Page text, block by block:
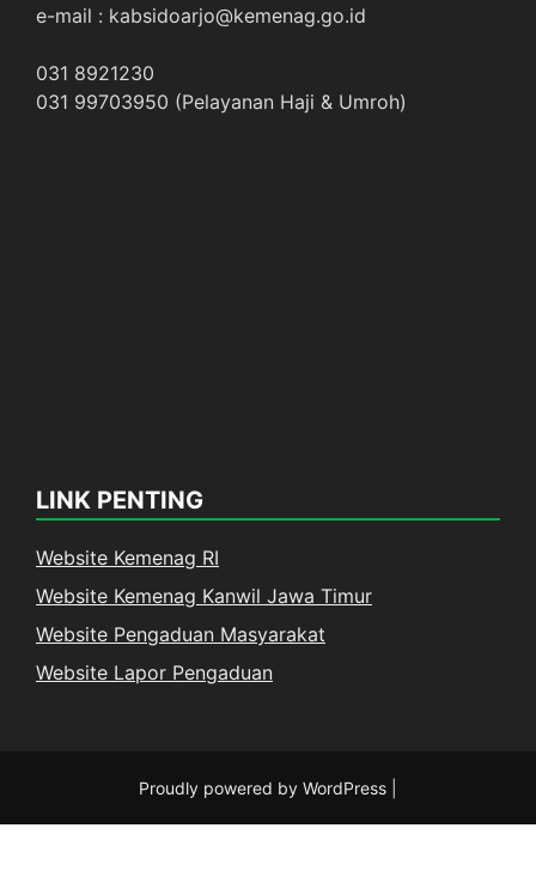
e-mail : kabsidoarjo@kemenag.go.id
031 8921230
031 99703950 (Pelayanan Haji & Umroh)
LINK PENTING
Website Kemenag RI
Website Kemenag Kanwil Jawa Timur
Website Pengaduan Masyarakat
Website Lapor Pengaduan
Proudly powered by WordPress